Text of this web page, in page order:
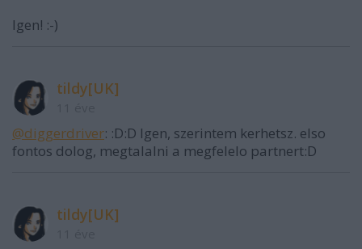
Igen! :-)
tildy[UK]
@diggerdriver: :D:D Igen, szerintem kerhetsz. elso
fontos dolog, megtalalni a megfelelo partnert:D
tildy[UK]